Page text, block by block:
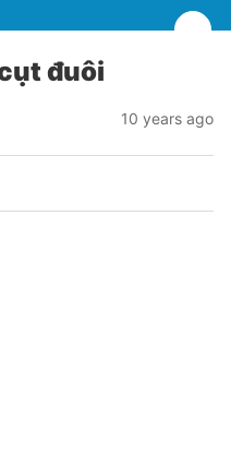
đuôi
10 years ago